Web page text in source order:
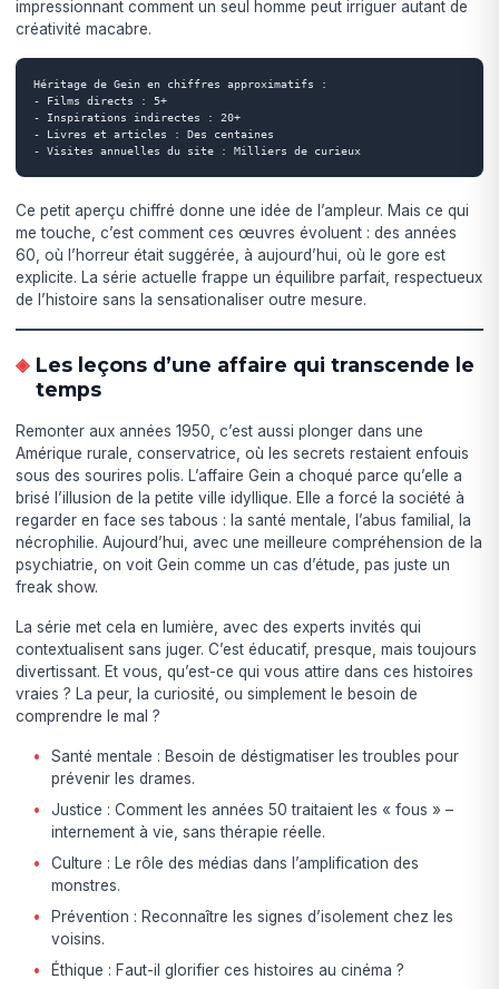
impressionnant comment un seul homme peut irriguer autant de
créativité macabre.
Héritage de Gein en chiffres approximatifs :
- Films directs : 5+
- Inspirations indirectes : 20+
- Livres et articles : Des centaines
- Visites annuelles du site : Milliers de curieux
Ce petit aperçu chiffré donne une idée de l’ampleur. Mais ce qui
me touche, c’est comment ces œuvres évoluent : des années
60, où l’horreur était suggérée, à aujourd’hui, où le gore est
explicite. La série actuelle frappe un équilibre parfait, respectueux
de l’histoire sans la sensationaliser outre mesure.
Les leçons d’une affaire qui transcende le
temps
Remonter aux années 1950, c’est aussi plonger dans une
Amérique rurale, conservatrice, où les secrets restaient enfouis
sous des sourires polis. L’affaire Gein a choqué parce qu’elle a
brisé l’illusion de la petite ville idyllique. Elle a forcé la société à
regarder en face ses tabous : la santé mentale, l’abus familial, la
nécrophilie. Aujourd’hui, avec une meilleure compréhension de la
psychiatrie, on voit Gein comme un cas d’étude, pas juste un
freak show.
La série met cela en lumière, avec des experts invités qui
contextualisent sans juger. C’est éducatif, presque, mais toujours
divertissant. Et vous, qu’est-ce qui vous attire dans ces histoires
vraies ? La peur, la curiosité, ou simplement le besoin de
comprendre le mal ?
Santé mentale : Besoin de déstigmatiser les troubles pour
prévenir les drames.
Justice : Comment les années 50 traitaient les « fous » –
internement à vie, sans thérapie réelle.
Culture : Le rôle des médias dans l’amplification des
monstres.
Prévention : Reconnaître les signes d’isolement chez les
voisins.
Éthique : Faut-il glorifier ces histoires au cinéma ?